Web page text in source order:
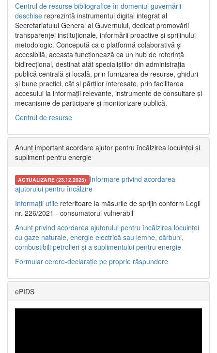
Centrul de resurse bibliografice în domeniul guvernării
deschise reprezintă instrumentul digital integrat al
Secretariatului General al Guvernului, dedicat promovării
transparenței instituționale, informării proactive și sprijinului
metodologic. Concepută ca o platformă colaborativă și
accesibilă, aceasta funcționează ca un hub de referință
bidirecțional, destinat atât specialiștilor din administrația
publică centrală și locală, prin furnizarea de resurse, ghiduri
și bune practici, cât și părților interesate, prin facilitarea
accesului la informații relevante, instrumente de consultare și
mecanisme de participare și monitorizare publică.
Centrul de resurse
Anunț important acordare ajutor pentru încălzirea locuinței și
supliment pentru energie
ACTUALIZARE (23.12.2025) Informare privind acordarea
ajutorului pentru încălzire
Informații utile referitoare la măsurile de sprijin conform Legii
nr. 226/2021 - consumatorul vulnerabil
Anunț privind acordarea ajutorului pentru încălzirea locuinței
cu gaze naturale, energie electrică sau lemne, cărbuni,
combustibili petrolieri și a suplimentului pentru energie
Formular cerere-declarație pe proprie răspundere
ePIDS